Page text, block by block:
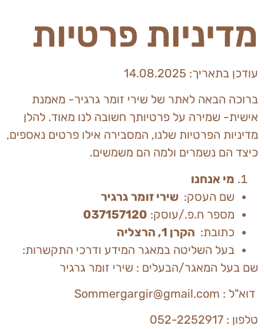
מדיניות פרטיות
עודכן בתאריך: 14.08.2025
ברוכה הבאה לאתר של שירי זומר גרגיר- מאמנת
אישית- שמירה על פרטיותך חשובה לנו מאוד. להלן
מדיניות הפרטיות שלנו, המסבירה אילו פרטים נאספים,
כיצד הם נשמרים ולמה הם משמשים.
מי אנחנו
שם העסק: שירי זומר גרגיר
מספר ח.פ./עוסק: 037157120
כתובת: הקרן 1, הרצליה
בעל השליטה במאגר המידע ודרכי התקשרות:
שם בעל המאגר/הבעלים : שירי זומר גרגיר
דוא"ל : Sommergargir@gmail.com
טלפון : 052-2252917